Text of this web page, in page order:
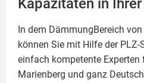
Kapazitäten in
In dem DämmungBereich
können Sie mit Hilfe der PLZ-
einfach kompetente
Marienberg und ganz